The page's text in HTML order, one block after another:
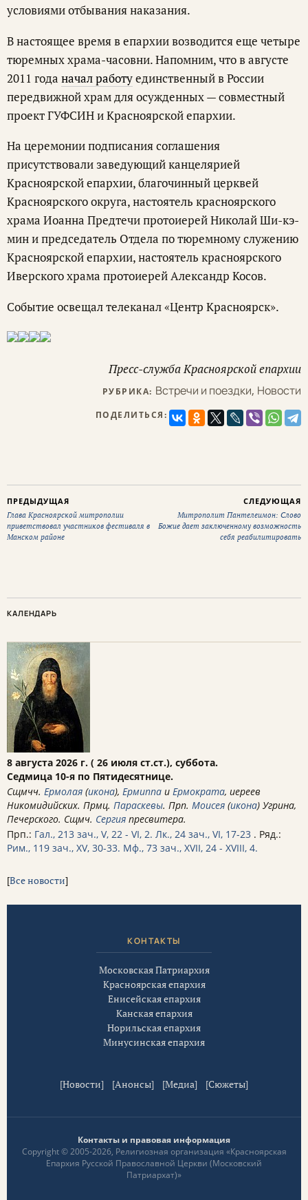
условиями отбывания наказания.
В настоящее время в епархии возводится еще четыре
тюремных храма-часовни. Напомним, что в августе
2011 года начал работуединственный в России
передвижной храм для осужденных — совместный
проект ГУФСИН и Красноярской епархии.
На церемонии подписания соглашения
присутствовали заведующий канцелярией
Красноярской епархии, благочинный церквей
Красноярского округа, настоятель красноярского
храма Иоанна Предтечи протоиерей Николай Ши-кэ-
мин и председатель Отдела по тюремному служению
Красноярской епархии, настоятель красноярского
Иверского храма протоиерей Александр Косов.
Событие освещал телеканал «Центр Красноярск».
Пресс-служба Красноярской епархии
РУБРИКА: Встречи и поездки, Новости
ПОДЕЛИТЬСЯ:
ПРЕДЫДУЩАЯ
Глава Красноярской митрополии
приветствовал участников фестиваля в
Манском районе
СЛЕДУЮЩАЯ
Митрополит Пантелеимон: Слово
Божие дает заключенному возможность
себя реабилитировать
КАЛЕНДАРЬ
8 августа 2026 г. ( 26 июля ст.ст.), суббота.
Седмица 10-я по Пятидесятнице.
Сщмчч. Ермолая (икона), Ермиппа и Ермократа, иереев
Никомидийских. Прмц. Параскевы. Прп. Моисея (икона) Угрина,
Печерского. Сщмч. Сергия пресвитера.
Прп.: Гал., 213 зач., V, 22 - VI, 2. Лк., 24 зач., VI, 17-23 . Ряд.:
Рим., 119 зач., XV, 30-33. Мф., 73 зач., XVII, 24 - XVIII, 4.
[Все новости]
КОНТАКТЫ
Московская Патриархия
Красноярская епархия
Енисейская епархия
Канская епархия
Норильская епархия
Минусинская епархия
[Новости] [Анонсы] [Медиа] [Сюжеты]
Контакты и правовая информация
Copyright © 2005-2026, Религиозная организация «Красноярская
Епархия Русской Православной Церкви (Московский
Патриархат)»